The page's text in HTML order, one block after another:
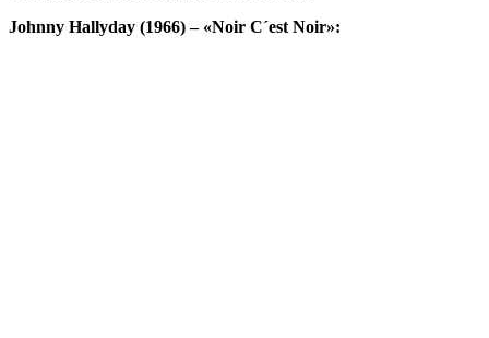
Johnny Hallyday (1966) – «Noir C´est Noir»: